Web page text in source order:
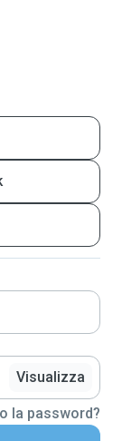
Visualizza
la password?